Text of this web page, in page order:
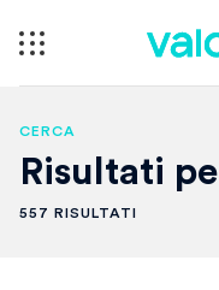
CERCA
Risultati
557 RISULTATI